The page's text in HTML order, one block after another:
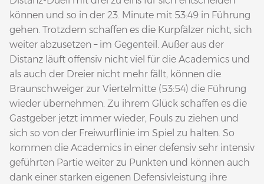
können und so in der 23. Minute mit 53:49 in Führung
gehen. Trotzdem schaffen es die Kurpfälzer nicht, sich
weiter abzusetzen – im Gegenteil. Außer aus der
Distanz läuft offensiv nicht viel für die Academics und
als auch der Dreier nicht mehr fällt, können die
Braunschweiger zur Viertelmitte (53:54) die Führung
wieder übernehmen. Zu ihrem Glück schaffen es die
Gastgeber jetzt immer wieder, Fouls zu ziehen und
sich so von der Freiwurflinie im Spiel zu halten. So
kommen die Academics in einer defensiv sehr intensiv
geführten Partie weiter zu Punkten und können auch
dank einer starken eigenen Defensivleistung ihre